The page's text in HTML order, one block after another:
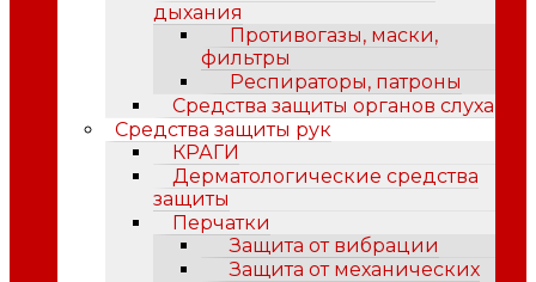
дыхания
Противогазы, маски,
фильтры
Респираторы, патроны
Средства защиты органов слуха
Средства защиты рук
КРАГИ
Дерматологические средства
защиты
Перчатки
Защита от вибрации
Защита от механических